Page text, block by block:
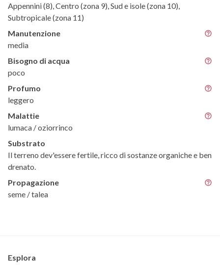
Appennini (8), Centro (zona 9), Sud e isole (zona 10),
Subtropicale (zona 11)
Manutenzione
media
Bisogno di acqua
poco
Profumo
leggero
Malattie
lumaca / oziorrinco
Substrato
Il terreno dev'essere fertile, ricco di sostanze organiche e ben
drenato.
Propagazione
seme / talea
Esplora